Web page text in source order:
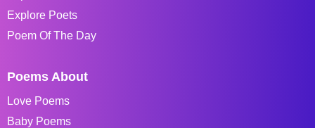
Explore Poets
Poem Of The Day
Poems About
Love Poems
Baby Poems